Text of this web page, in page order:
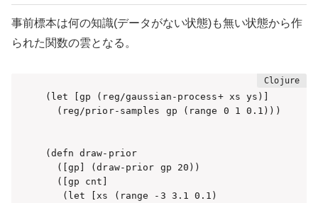
事前標本は何の知識(データがない状態)も無い状態から作
られた関数の雲となる。
(let [gp (reg/gaussian-process+ xs ys)]
  (reg/prior-samples gp (range 0 1 0.1)))
(defn draw-prior
  ([gp] (draw-prior gp 20))
  ([gp cnt]
   (let [xs (range -3 3.1 0.1)